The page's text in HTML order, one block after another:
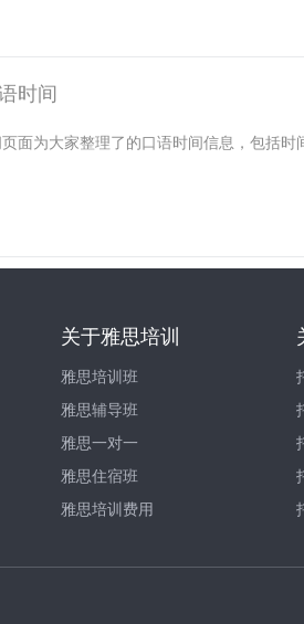
时间
面为大家整理了的口语时间信息，包括
关于雅思培训
雅思培训班
雅思辅导班
雅思一对一
雅思住宿班
雅思培训费用